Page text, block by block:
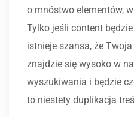
o mnóstwo elementów,
Tylko jeśli content
istnieje szansa, że
znajdzie się wysoko w
wyszukiwania i będzie
to niestety duplikacja